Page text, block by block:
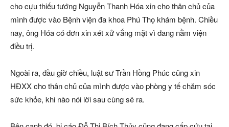
cho cựu thiếu tướng Nguyễn Thanh Hóa xin cho thân chủ của
mình được vào Bệnh viện đa khoa Phú Thọ khám bệnh. Chiều
nay, ông Hóa có đơn xin xét xử vắng mặt vì đang nằm viện
điều trị.
Ngoài ra, đầu giờ chiều, luật sư Trần Hồng Phúc cũng xin
HĐXX cho thân chủ của mình được vào phòng y tế chăm sóc
sức khỏe, khi nào nói lời sau cùng sẽ ra.